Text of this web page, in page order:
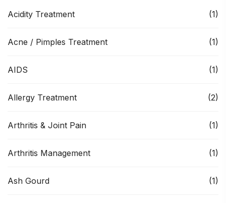
Acidity Treatment (1)
Acne / Pimples Treatment (1)
AIDS (1)
Allergy Treatment (2)
Arthritis & Joint Pain (1)
Arthritis Management (1)
Ash Gourd (1)